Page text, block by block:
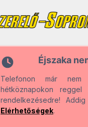
Éjszaka
Telefonon már
hétköznapokon
rendelkezésedre!
Elérhetőségek.